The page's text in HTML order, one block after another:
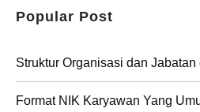
Popular Post
Struktur Organisasi dan
Format NIK Karyawan Yang